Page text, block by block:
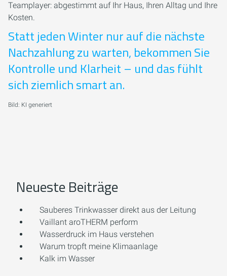
Teamplayer: abgestimmt auf Ihr Haus, Ihren Alltag und Ihre
Kosten.
Statt jeden Winter nur auf die nächste
Nachzahlung zu warten, bekommen Sie
Kontrolle und Klarheit – und das fühlt
sich ziemlich smart an.
Bild: KI generiert
Neueste Beiträge
Sauberes Trinkwasser direkt aus der Leitung
Vaillant aroTHERM perform
Wasserdruck im Haus verstehen
Warum tropft meine Klimaanlage
Kalk im Wasser